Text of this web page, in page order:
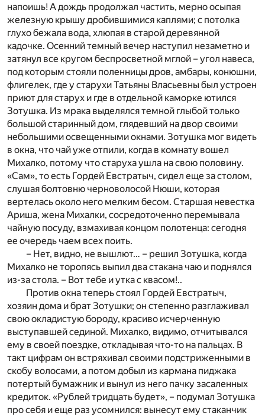
напоишь! А дождь продолжал частить, мерно осыпая
железную крышу дробившимися каплями; с потолка
глухо бежала вода, хлюпая в старой деревянной
кадочке. Осенний темный вечер наступил незаметно и
затянул все кругом беспросветной мглой – угол навеса,
под которым стояли поленницы дров, амбары, конюшни,
флигелек, где у старухи Татьяны Власьевны был устроен
приют для старух и где в отдельной каморке ютился
Зотушка. Из мрака выделялся темной глыбой только
большой старинный дом, глядевший на двор своими
небольшими освещенными окнами. Зотушка мог видеть
в окна, что чай уже отпили, когда в комнату вошел
Михалко, потому что старуха ушла на свою половину.
«Сам», то есть Гордей Евстратыч, сидел еще за столом,
слушая болтовню черноволосой Нюши, которая
вертелась около него мелким бесом. Старшая невестка
Ариша, жена Михалки, сосредоточенно перемывала
чайную посуду, взмахивая концом полотенца: сегодня
ее очередь чаем всех поить.
– Нет, видно, не вышлют… – решил Зотушка, когда
Михалко не торопясь выпил два стакана чаю и поднялся
из-за стола. – Вот тебе и утка с квасом!..
Против окна теперь стоял Гордей Евстратыч,
хозяин дома и брат Зотушки; он степенно разглаживал
свою окладистую бороду, красиво исчерченную
выступавшей сединой. Михалко, видимо, отчитывался
ему в своей поездке, откладывая что-то на пальцах. В
такт цифрам он встряхивал своими подстриженными в
скобу волосами, а потом добыл из кармана пиджака
потертый бумажник и вынул из него пачку засаленных
кредиток. «Рублей тридцать будет», – подумал Зотушка
про себя и еще раз усомнился: вынесут ему стаканчик